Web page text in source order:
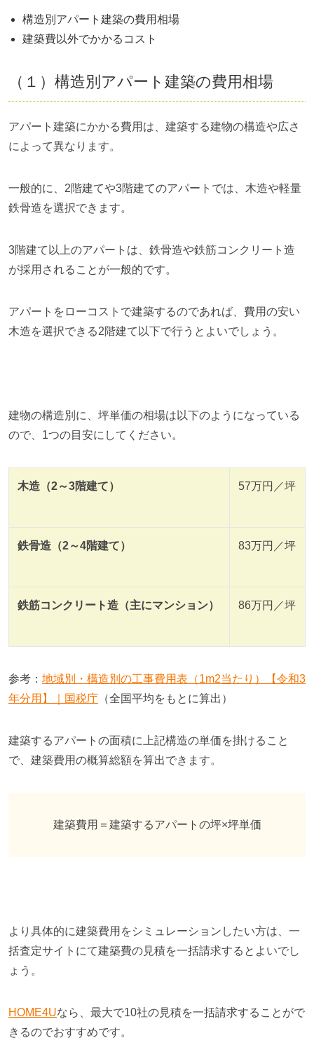
構造別アパート建築の費用相場
建築費以外でかかるコスト
（１）構造別アパート建築の費用相場
アパート建築にかかる費用は、建築する建物の構造や広さ
によって異なります。
一般的に、2階建てや3階建てのアパートでは、木造や軽量
鉄骨造を選択できます。
3階建て以上のアパートは、鉄骨造や鉄筋コンクリート造
が採用されることが一般的です。
アパートをローコストで建築するのであれば、費用の安い
木造を選択できる2階建て以下で行うとよいでしょう。
建物の構造別に、坪単価の相場は以下のようになっている
ので、1つの目安にしてください。
木造（2～3階建て） 57万円／坪
鉄骨造（2～4階建て） 83万円／坪
鉄筋コンクリート造（主にマンション） 86万円／坪
参考： 地域別・構造別の工事費用表（1m2当たり）【令和3
年分用】｜国税庁 （全国平均をもとに算出）
建築するアパートの面積に上記構造の単価を掛けること
で、建築費用の概算総額を算出できます。
建築費用＝建築するアパートの坪×坪単価
より具体的に建築費用をシミュレーションしたい方は、一
括査定サイトにて建築費の見積を一括請求するとよいでし
ょう。
HOME4Uなら、最大で10社の見積を一括請求することがで
きるのでおすすめです。